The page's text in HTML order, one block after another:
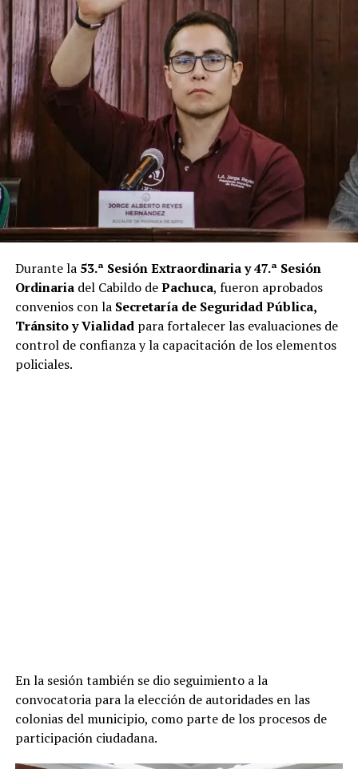
Durante la 53.ª Sesión Extraordinaria y 47.ª Sesión
Ordinariadel Cabildo dePachuca, fueron aprobados
convenios con la Secretaría de Seguridad Pública,
Tránsito y Vialidadpara fortalecer las evaluaciones de
control de confianza y la capacitación de los elementos
policiales.
En la sesión también se dio seguimiento a la
convocatoria para la elección de autoridades en las
colonias del municipio, como parte de los procesos de
participación ciudadana.